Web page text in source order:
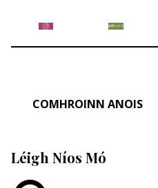
COMHROINN ANOIS
Léigh Níos Mó